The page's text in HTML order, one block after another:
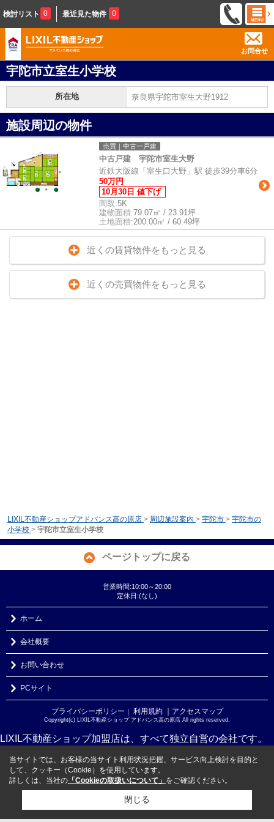
検討リスト 0 最近見た物件 0
お問合せ
宇陀市立室生小学校
所在地 奈良県宇陀市室生大野1912
施設周辺の物件
売買｜中古一戸建
中古戸建 宇陀市室生大野
近鉄大阪線「室生口大野」駅 徒歩39分車6分
50万円
10月30日 値下げ
間取:5K
建物面積:79.07㎡ / 23.91坪
土地面積:200.00㎡ / 60.49坪
近くの賃貸物件をもっと見る
近くの売買物件をもっと見る
LIXIL不動産ショップアドバンス高の原店 > 周辺施設案内 > 宇陀市 > 宇陀市の
小学校 > 宇陀市立室生小学校
ページトップに戻る
営業時間:10:00～20:00
定休日:(なし)
ホーム
会社概要
お問い合わせ
PCサイト
プライバシーポリシー ｜ 利用規約 ｜アクセスマップ
Copyright(c) LIXIL不動産ショップ アドバンス高の原店 All rights reserved.
LIXIL不動産ショップ加盟店は、すべて独立自営の会社です。
当サイトでは、お客様の当サイト利用状況把握、サービス向上検討を目的と
して、クッキー（Cookie）を使用しています。
詳しくは、当社の 「Cookieの取扱いについて」 をご確認ください。
閉じる